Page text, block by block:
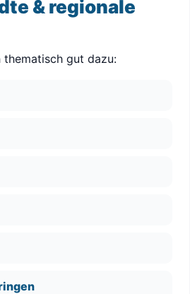
& regionale
thematisch gut dazu: